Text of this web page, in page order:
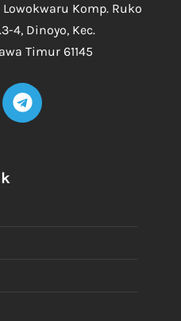
Komp. Ruko
4, Dinoyo, Kec.
Timur 61145